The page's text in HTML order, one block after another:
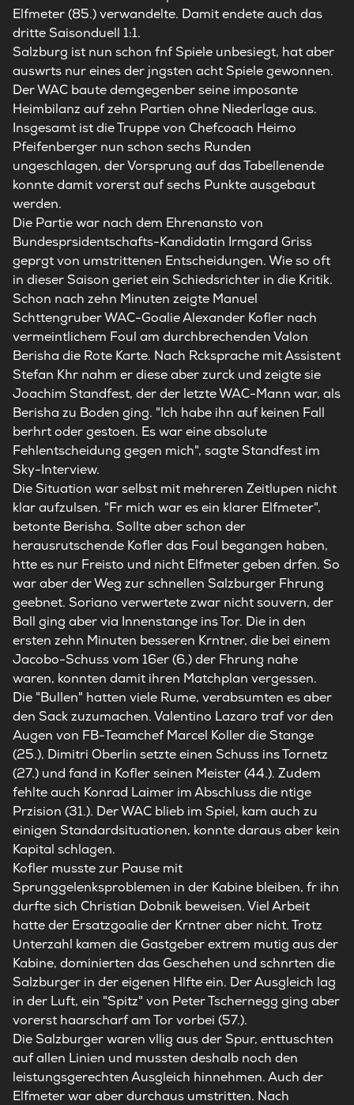
Elfmeter (85.) verwandelte. Damit endete auch das
dritte Saisonduell 1:1.
Salzburg ist nun schon fnf Spiele unbesiegt, hat aber
auswrts nur eines der jngsten acht Spiele gewonnen.
Der WAC baute demgegenber seine imposante
Heimbilanz auf zehn Partien ohne Niederlage aus.
Insgesamt ist die Truppe von Chefcoach Heimo
Pfeifenberger nun schon sechs Runden
ungeschlagen, der Vorsprung auf das Tabellenende
konnte damit vorerst auf sechs Punkte ausgebaut
werden.
Die Partie war nach dem Ehrenansto von
Bundesprsidentschafts-Kandidatin Irmgard Griss
geprgt von umstrittenen Entscheidungen. Wie so oft
in dieser Saison geriet ein Schiedsrichter in die Kritik.
Schon nach zehn Minuten zeigte Manuel
Schttengruber WAC-Goalie Alexander Kofler nach
vermeintlichem Foul am durchbrechenden Valon
Berisha die Rote Karte. Nach Rcksprache mit Assistent
Stefan Khr nahm er diese aber zurck und zeigte sie
Joachim Standfest, der der letzte WAC-Mann war, als
Berisha zu Boden ging. "Ich habe ihn auf keinen Fall
berhrt oder gestoen. Es war eine absolute
Fehlentscheidung gegen mich", sagte Standfest im
Sky-Interview.
Die Situation war selbst mit mehreren Zeitlupen nicht
klar aufzulsen. "Fr mich war es ein klarer Elfmeter",
betonte Berisha. Sollte aber schon der
herausrutschende Kofler das Foul begangen haben,
htte es nur Freisto und nicht Elfmeter geben drfen. So
war aber der Weg zur schnellen Salzburger Fhrung
geebnet. Soriano verwertete zwar nicht souvern, der
Ball ging aber via Innenstange ins Tor. Die in den
ersten zehn Minuten besseren Krntner, die bei einem
Jacobo-Schuss vom 16er (6.) der Fhrung nahe
waren, konnten damit ihren Matchplan vergessen.
Die "Bullen" hatten viele Rume, verabsumten es aber
den Sack zuzumachen. Valentino Lazaro traf vor den
Augen von FB-Teamchef Marcel Koller die Stange
(25.), Dimitri Oberlin setzte einen Schuss ins Tornetz
(27.) und fand in Kofler seinen Meister (44.). Zudem
fehlte auch Konrad Laimer im Abschluss die ntige
Przision (31.). Der WAC blieb im Spiel, kam auch zu
einigen Standardsituationen, konnte daraus aber kein
Kapital schlagen.
Kofler musste zur Pause mit
Sprunggelenksproblemen in der Kabine bleiben, fr ihn
durfte sich Christian Dobnik beweisen. Viel Arbeit
hatte der Ersatzgoalie der Krntner aber nicht. Trotz
Unterzahl kamen die Gastgeber extrem mutig aus der
Kabine, dominierten das Geschehen und schnrten die
Salzburger in der eigenen Hlfte ein. Der Ausgleich lag
in der Luft, ein "Spitz" von Peter Tschernegg ging aber
vorerst haarscharf am Tor vorbei (57.).
Die Salzburger waren vllig aus der Spur, enttuschten
auf allen Linien und mussten deshalb noch den
leistungsgerechten Ausgleich hinnehmen. Auch der
Elfmeter war aber durchaus umstritten. Nach